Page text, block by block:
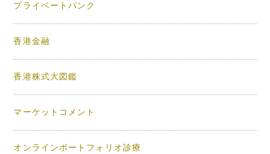
プライベートバンク
香港金融
香港株式大図鑑
マーケットコメント
オンラインポートフォリオ診療